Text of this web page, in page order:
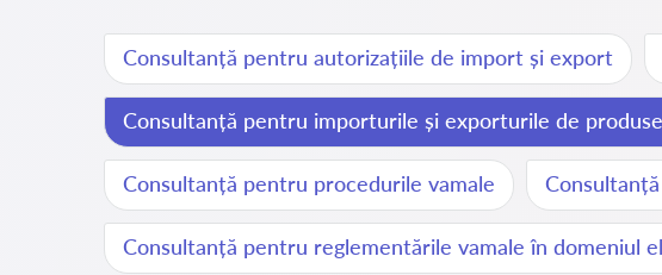
Consultanță pentru autorizațiile de import și export
Consultanță pentru importurile și exporturile de
Consultanță pentru procedurile vamale
Consultanță pentru reglementările vamale în domeniul